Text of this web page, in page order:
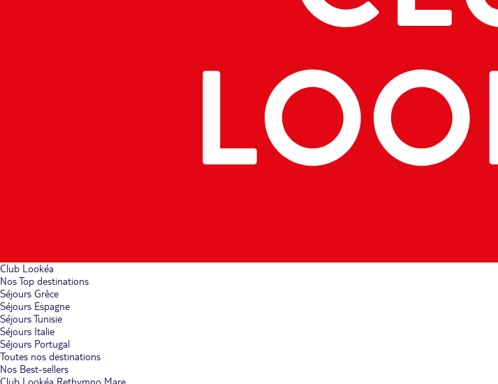
Club Lookéa
Nos Top destinations
Séjours Grèce
Séjours Espagne
Séjours Tunisie
Séjours Italie
Séjours Portugal
Toutes nos destinations
Nos Best-sellers